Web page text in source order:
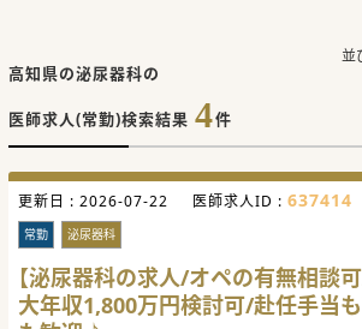
高知県の泌尿器科の
医師求人(常勤)検索結果 4件
並
更新日 : 2026-07-22 医師求人ID : 637414
常勤 泌尿器科
【泌尿器科の求人/オペの有無相談
大年収1,800万円検討可/赴任手当